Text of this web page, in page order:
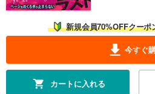
新規会員70%OFFクーポ
今すぐ
カートに入れる